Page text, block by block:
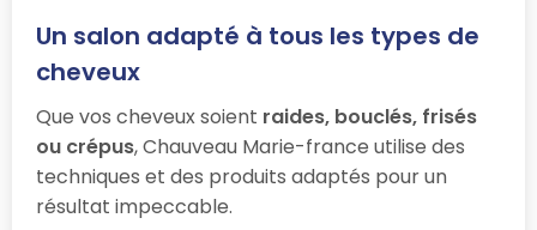
Un salon adapté à tous les types de
cheveux
Que vos cheveux soient raides, bouclés, frisés
ou crépus, Chauveau Marie-france utilise des
techniques et des produits adaptés pour un
résultat impeccable.